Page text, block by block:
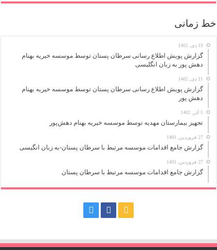
خط زمانی
19 دی, 1402
گزارش پویش اطلاع رسانی سرطان پستان توسط موسسه خیریه بهنام
دهش پور به زبان انگلیسی
11 دی, 1402
گزارش پویش اطلاع رسانی سرطان پستان توسط موسسه خیریه بهنام
دهش پور
5 آذر, 1402
تجهیز بیمارستان مهدیه توسط موسسه خیریه بهنام دهش‌پور
27 فروردین, 1401
گزارش جامع اقدامات موسسه مرتبط با سرطان پستان-به زبان انگیسی
27 فروردین, 1401
گزارش جامع اقدامات موسسه مرتبط با سرطان پستان